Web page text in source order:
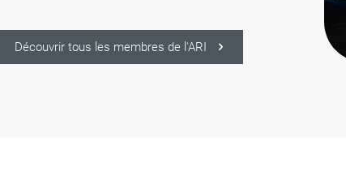
Découvrir tous les membres de l'ARI